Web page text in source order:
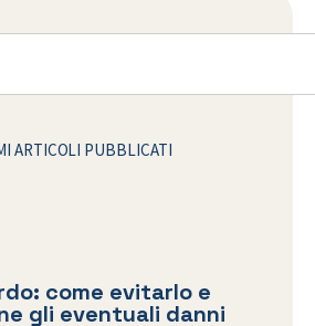
ARTICOLI PUBBLICATI
come evitarlo e
gli eventuali danni